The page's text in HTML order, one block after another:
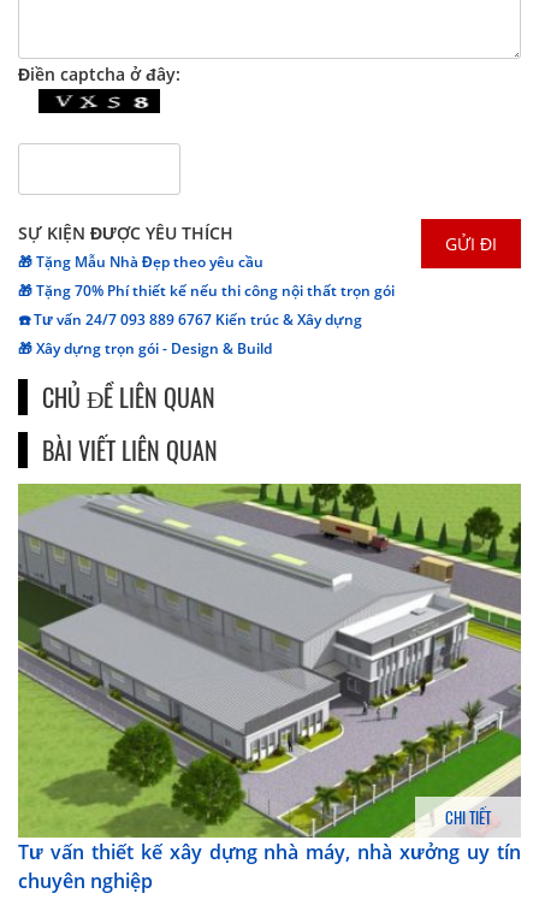
Điền captcha ở đây:
SỰ KIỆN ĐƯỢC YÊU THÍCH
🎁 Tặng Mẫu Nhà Đẹp theo yêu cầu
🎁 Tặng 70% Phí thiết kế nếu thi công nội thất trọn gói
☎️ Tư vấn 24/7 093 889 6767 Kiến trúc & Xây dựng
🎁 Xây dựng trọn gói - Design & Build
CHỦ ĐỀ LIÊN QUAN
BÀI VIẾT LIÊN QUAN
CHI TIẾT
Tư vấn thiết kế xây dựng nhà máy, nhà xưởng uy tín
chuyên nghiệp